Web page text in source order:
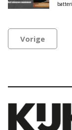
Vorige